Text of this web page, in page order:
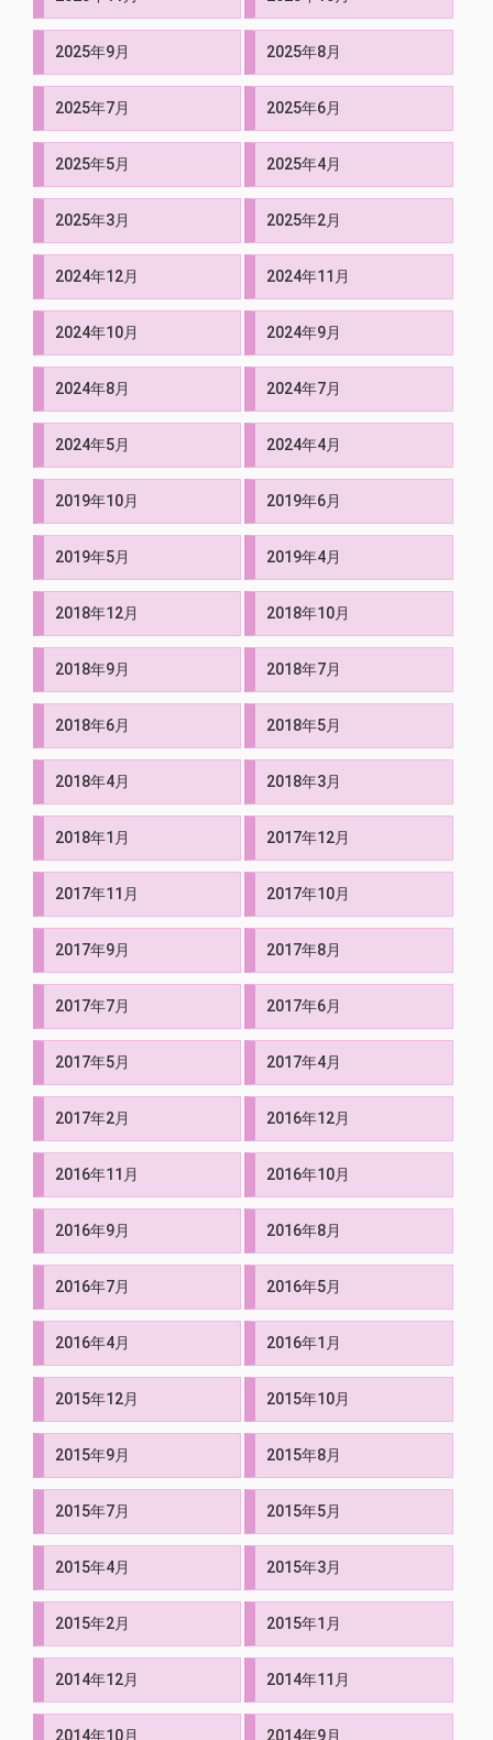
2025年9月 2025年8月
2025年7月 2025年6月
2025年5月 2025年4月
2025年3月 2025年2月
2024年12月 2024年11月
2024年10月 2024年9月
2024年8月 2024年7月
2024年5月 2024年4月
2019年10月 2019年6月
2019年5月 2019年4月
2018年12月 2018年10月
2018年9月 2018年7月
2018年6月 2018年5月
2018年4月 2018年3月
2018年1月 2017年12月
2017年11月 2017年10月
2017年9月 2017年8月
2017年7月 2017年6月
2017年5月 2017年4月
2017年2月 2016年12月
2016年11月 2016年10月
2016年9月 2016年8月
2016年7月 2016年5月
2016年4月 2016年1月
2015年12月 2015年10月
2015年9月 2015年8月
2015年7月 2015年5月
2015年4月 2015年3月
2015年2月 2015年1月
2014年12月 2014年11月
2014年10月 2014年9月